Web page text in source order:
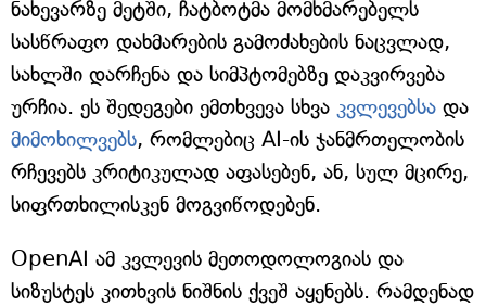
ნახევარზე მეტში, ჩატბოტმა მომხმარებელს
სასწრაფო დახმარების გამოძახების ნაცვლად,
სახლში დარჩენა და სიმპტომებზე დაკვირვება
ურჩია. ეს შედეგები ემთხვევა სხვა კვლევებსა და
მიმოხილვებს, რომლებიც AI-ის ჯანმრთელობის
რჩევებს კრიტიკულად აფასებენ, ან, სულ მცირე,
სიფრთხილისკენ მოგვიწოდებენ.
OpenAI ამ კვლევის მეთოდოლოგიას და
სიზუსტეს კითხვის ნიშნის ქვეშ აყენებს. რამდენად